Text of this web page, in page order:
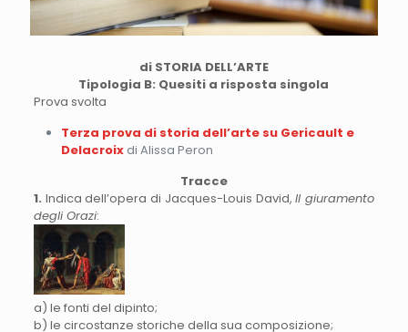
di STORIA DELL’ARTE
Tipologia B: Quesiti a risposta singola
Prova svolta
Terza prova di storia dell’arte su Gericault e
Delacroixdi Alissa Peron
Tracce
1. Indica dell’opera di Jacques-Louis David,Il giuramento
degli Orazi:
a) le fonti del dipinto;
b) le circostanze storiche della sua composizione;